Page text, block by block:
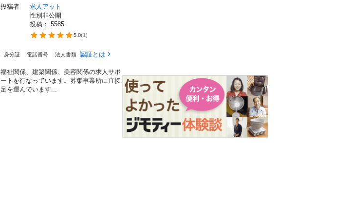
投稿者
求人アット
性別非公開
投稿： 5585
5.0(1)
身分証 電話番号 法人書類 認証とは
福祉関係、建築関係、美容関係の求人サポ
ートを行なっています。募集事業所に直接
足を運んでいます...